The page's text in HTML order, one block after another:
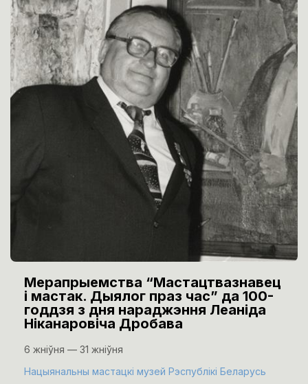
Мерапрыемства “Мастацтвазнавец
і мастак. Дыялог праз час” да 100-
годдзя з дня нараджэння Леаніда
Ніканаровіча Дробава
6 жніўня — 31 жніўня
Нацыянальны мастацкі музей Рэспублікі Беларусь